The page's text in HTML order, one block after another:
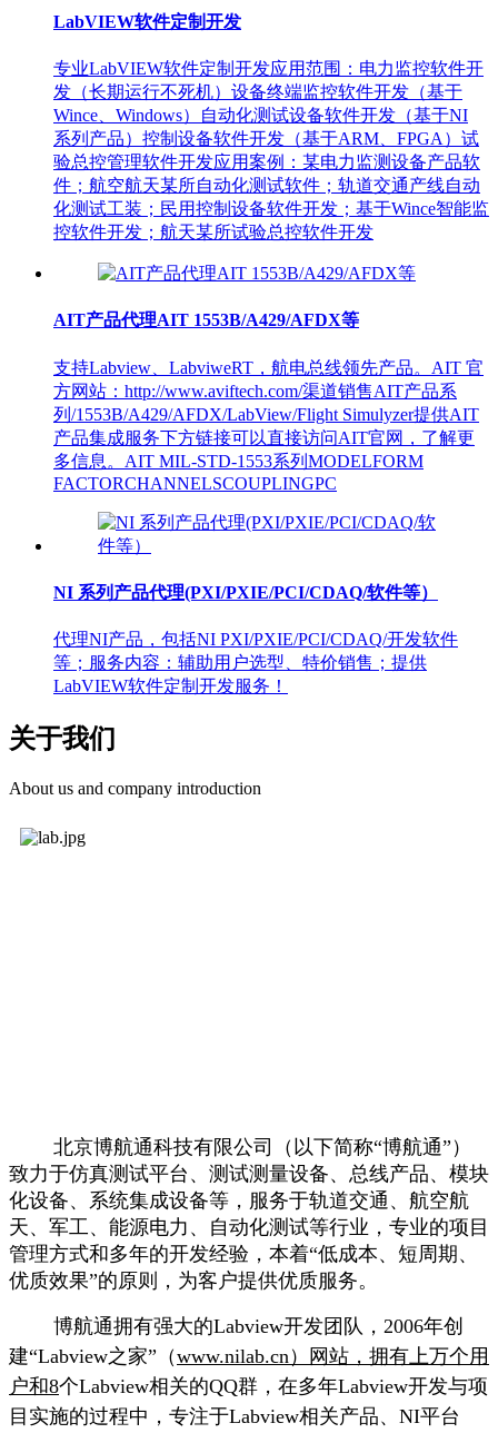
LabVIEW软件定制开发
专业LabVIEW软件定制开发应用范围：电力监控软件开
发（长期运行不死机）设备终端监控软件开发（基于
Wince、Windows）自动化测试设备软件开发（基于NI
系列产品）控制设备软件开发（基于ARM、FPGA）试
验总控管理软件开发应用案例：某电力监测设备产品软
件；航空航天某所自动化测试软件；轨道交通产线自动
化测试工装；民用控制设备软件开发；基于Wince智能监
控软件开发；航天某所试验总控软件开发
AIT产品代理AIT 1553B/A429/AFDX等
支持Labview、LabviweRT，航电总线领先产品。AIT 官
方网站：http://www.aviftech.com/渠道销售AIT产品系
列/1553B/A429/AFDX/LabView/Flight Simulyzer提供AIT
产品集成服务下方链接可以直接访问AIT官网，了解更
多信息。AIT MIL-STD-1553系列MODELFORM
FACTORCHANNELSCOUPLINGPC
NI 系列产品代理(PXI/PXIE/PCI/CDAQ/软件等）
代理NI产品，包括NI PXI/PXIE/PCI/CDAQ/开发软件
等；服务内容：辅助用户选型、特价销售；提供
LabVIEW软件定制开发服务！
关于我们
About us and company introduction
北京博航通科技有限公司（以下简称“博航通”）
致力于仿真测试平台、测试测量设备、总线产品、模块
化设备、系统集成设备等，服务于轨道交通、航空航
天、军工、能源电力、自动化测试等行业，专业的项目
管理方式和多年的开发经验，本着“低成本、短周期、
优质效果”的原则，为客户提供优质服务。
博航通拥有强大的Labview开发团队，2006年创
建“Labview之家”（www.nilab.cn）网站，拥有上万个用
户和8个Labview相关的QQ群，在多年Labview开发与项
目实施的过程中，专注于Labview相关产品、NI平台